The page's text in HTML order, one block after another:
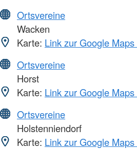
Ortsvereine
Wacken
Karte: Link zur Google
Ortsvereine
Horst
Karte: Link zur Google
Ortsvereine
Holstenniendorf
Karte: Link zur Google